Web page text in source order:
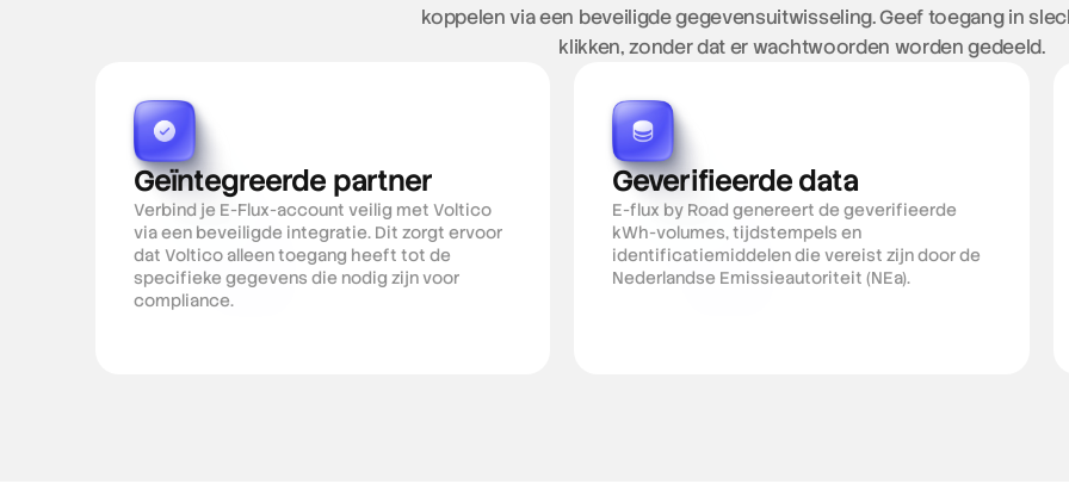
koppelen via een beveiligde gegevensuitwisseling. Geef toegang in
klikken, zonder dat er wachtwoorden worden gedeeld.
Geïntegreerde partner
Verbind je E-Flux-account veilig met Voltico
via een beveiligde integratie. Dit zorgt ervoor
dat Voltico alleen toegang heeft tot de
specifieke gegevens die nodig zijn voor
compliance.
Geverifieerde data
E-flux by Road genereert de geverifieerde
kWh-volumes, tijdstempels en
identificatiemiddelen die vereist zijn door de
Nederlandse Emissieautoriteit (NEa).